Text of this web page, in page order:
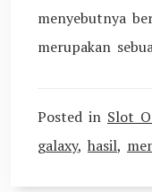
menyebutnya
merupakan
Posted in Slot
galaxy, hasil,